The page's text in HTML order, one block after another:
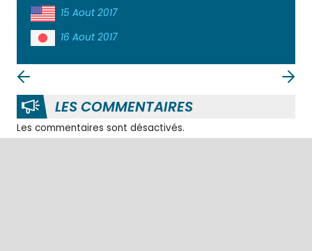
15 Aout 2017
16 Aout 2017
LES COMMENTAIRES
Les commentaires sont désactivés.